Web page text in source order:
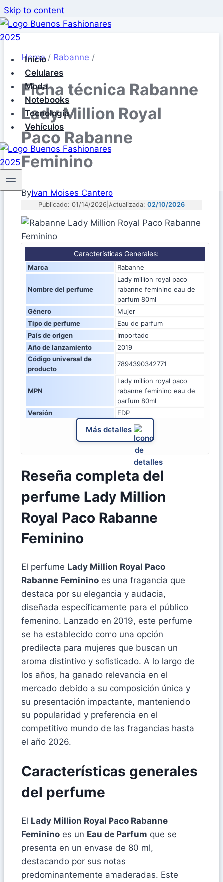
Skip to content
Inicio
Celulares
Moda
Notebooks
Tecnología
Vehículos
Home / Rabanne /
Ficha técnica Rabanne
Lady Million Royal
Paco Rabanne
Feminino
ByIvan Moises Cantero
Publicado: 01/14/2026 Actualizada: 02/10/2026
Características Generales:
Marca Rabanne
Nombre del perfume
Lady million royal paco
rabanne feminino eau de
parfum 80ml
Género
Mujer
Tipo de perfume
Eau de parfum
País de origen
Importado
Año de lanzamiento
2019
Código universal de
producto
7894390342771
MPN
Lady million royal paco
rabanne feminino eau de
parfum 80ml
Versión
EDP
Más detalles
Reseña completa del
perfume Lady Million
Royal Paco Rabanne
Feminino
El perfume Lady Million Royal Paco
Rabanne Feminino es una fragancia que
destaca por su elegancia y audacia,
diseñada específicamente para el público
femenino. Lanzado en 2019, este perfume
se ha establecido como una opción
predilecta para mujeres que buscan un
aroma distintivo y sofisticado. A lo largo de
los años, ha ganado relevancia en el
mercado debido a su composición única y
su presentación impactante, manteniendo
su popularidad y preferencia en el
competitivo mundo de las fragancias hasta
el año 2026.
Características generales
del perfume
El Lady Million Royal Paco Rabanne
Feminino es un Eau de Parfum que se
presenta en un envase de 80 ml,
destacando por sus notas
predominantemente amaderadas. Este